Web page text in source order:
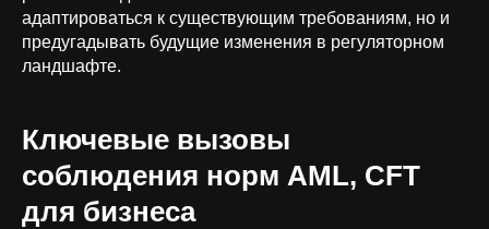
адаптироваться к существующим требованиям, но и
предугадывать будущие изменения в регуляторном
ландшафте.
Ключевые вызовы
соблюдения норм AML, CFT
для бизнеса